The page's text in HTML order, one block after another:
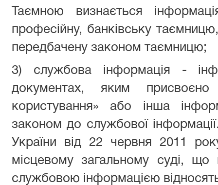
Таємною визнається
професійну, банківську
передбачену законом таємницю;
3) службова інформація -
документах, яким
користування» або інша
законом до службової
України від 22 червня 2011
місцевому загальному суді, що
службовою інформацією